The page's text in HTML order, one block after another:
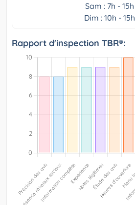
Sam : 7h - 15h
Dim : 10h - 15h
Rapport d'inspection TBR®: